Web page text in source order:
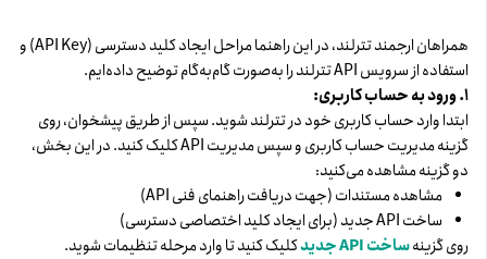
همراهان ارجمند تترلند، در این راهنما مراحل ایجاد کلید دسترسی (API Key) و
استفاده از سرویس API تترلند را به‌صورت گام‌به‌گام توضیح داده‌ایم.
۱. ورود به حساب کاربری:
ابتدا وارد حساب کاربری خود در تترلند شوید. سپس از طریق پیشخوان، روی
گزینه مدیریت حساب کاربری و سپس مدیریت API کلیک کنید. در این بخش،
دو گزینه مشاهده می‌کنید:
مشاهده مستندات (جهت دریافت راهنمای فنی API)
ساخت API جدید (برای ایجاد کلید اختصاصی دسترسی)
روی گزینهساخت API جدید کلیک کنید تا وارد مرحله تنظیمات شوید.